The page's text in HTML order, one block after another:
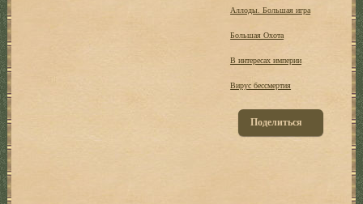
Аллоды. Большая игра
Большая Охота
В интересах империи
Вирус бессмертия
Поделиться